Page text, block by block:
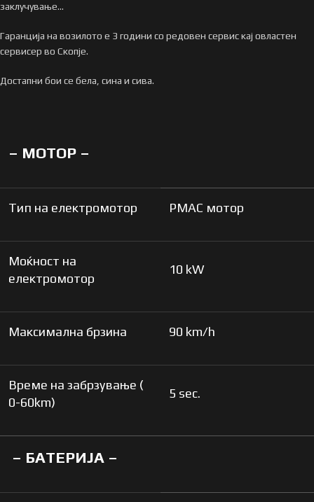
заклучување…
Гаранција на возилото е 3 години со редовен сервис кај овластен
сервисер во Скопје.
Достапни бои се бела, сина и сива.
– МОТОР –
Тип на електромотор PMAC мотор
Моќност на
електромотор
10 kW
Максимална брзина 90 km/h
Време на забрзување (
0-60km)
5 sec.
– БАТЕРИЈА –